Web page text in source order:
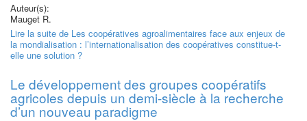
Auteur(s):
Mauget R.
Lire la suite de Les coopératives agroalimentaires face aux enjeux de
la mondialisation : l’internationalisation des coopératives constitue-t-
elle une solution ?
Le développement des groupes coopératifs
agricoles depuis un demi-siècle à la recherche
d’un nouveau paradigme